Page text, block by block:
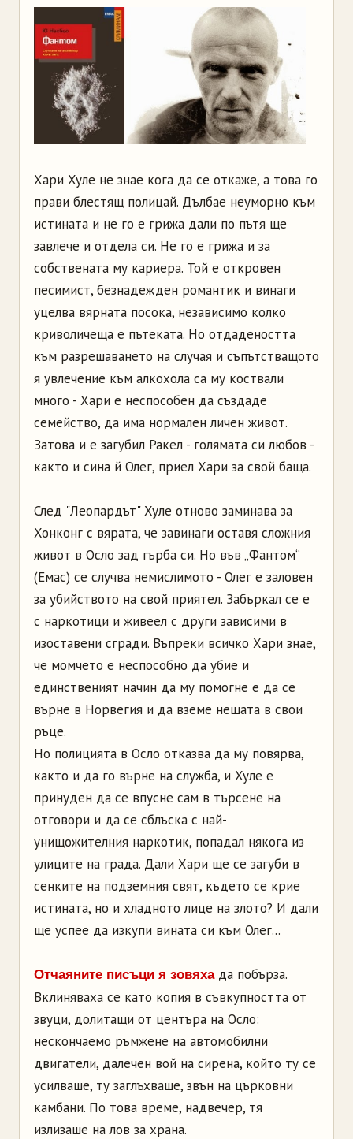
Хари Хуле не знае кога да се откаже, а това го
прави блестящ полицай. Дълбае неуморно към
истината и не го е грижа дали по пътя ще
завлече и отдела си. Не го е грижа и за
собствената му кариера. Той е откровен
песимист, безнадежден романтик и винаги
уцелва вярната посока, независимо колко
криволичеща е пътеката. Но отдадеността
към разрешаването на случая и съпътстващото
я увлечение към алкохола са му коствали
много - Хари е неспособен да създаде
семейство, да има нормален личен живот.
Затова и е загубил Ракел - голямата си любов -
както и сина й Олег, приел Хари за свой баща.
След "Леопардът" Хуле отново заминава за
Хонконг с вярата, че завинаги оставя сложния
живот в Осло зад гърба си. Но във „Фантом“
(Емас) се случва немислимото - Олег е заловен
за убийството на свой приятел. Забъркал се е
с наркотици и живеел с други зависими в
изоставени сгради. Въпреки всичко Хари знае,
че момчето е неспособно да убие и
единственият начин да му помогне е да се
върне в Норвегия и да вземе нещата в свои
ръце.
Но полицията в Осло отказва да му повярва,
както и да го върне на служба, и Хуле е
принуден да се впусне сам в търсене на
отговори и да се сблъска с най-
унищожителния наркотик, попадал някога из
улиците на града. Дали Хари ще се загуби в
сенките на подземния свят, където се крие
истината, но и хладното лице на злото? И дали
ще успее да изкупи вината си към Олег...
Отчаяните писъци я зовяха да побърза.
Вклиняваха се като копия в съвкупността от
звуци, долитащи от центъра на Осло:
нескончаемо ръмжене на автомобилни
двигатели, далечен вой на сирена, който ту се
усилваше, ту заглъхваше, звън на църковни
камбани. По това време, надвечер, тя
излизаше на лов за храна.